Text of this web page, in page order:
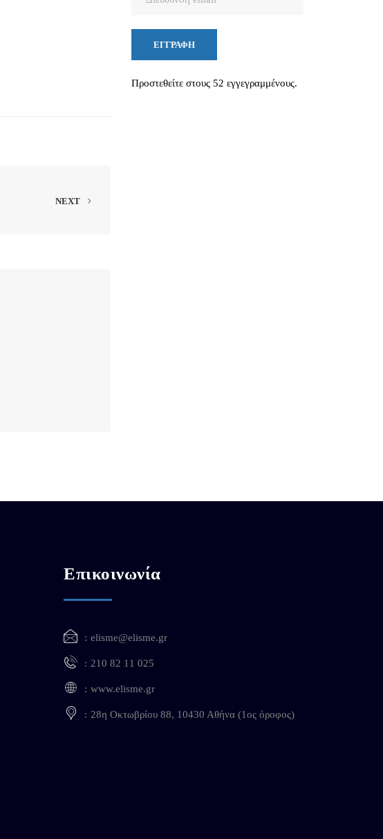
NEXT
ΕΓΓΡΑΦΉ
Προστεθείτε στους 52 εγγεγραμμένους.
Επικοινωνία
elisme@elisme.gr
210 82 11 025
www.elisme.gr
28η Οκτωβρίου 88, 10430 Αθήνα (1ος όροφος)